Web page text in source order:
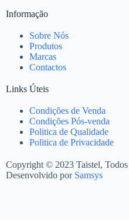
Informação
Sobre Nós
Produtos
Marcas
Contactos
Links Úteis
Condições de Venda
Condições Pós-venda
Politica de Qualidade
Politica de Privacidade
Copyright © 2023 Taistel, Todos
Desenvolvido por Samsys